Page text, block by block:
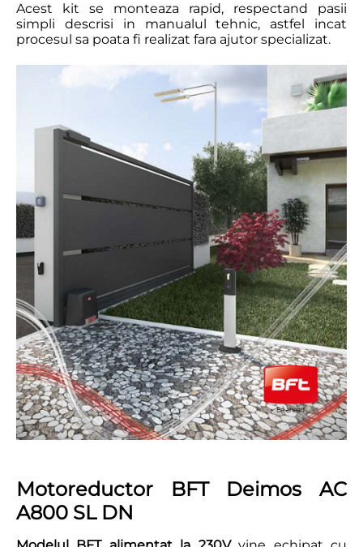
Acest kit se monteaza rapid, respectand pasii
simpli descrisi in manualul tehnic, astfel incat
procesul sa poata fi realizat fara ajutor specializat.
Motoreductor BFT Deimos AC
A800 SL DN